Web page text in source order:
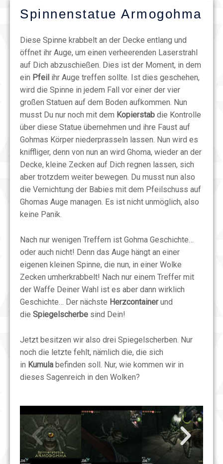
Spinnenstatue Armogohma
Diese Spinne krabbelt an der Decke entlang und
öffnet ihr Auge, um einen verheerenden Laserstrahl
auf Dich abzuschießen. Dies ist der Moment, in dem
ein Pfeil ihr Auge treffen sollte. Ist dies geschehen,
wird die Spinne in jedem Fall vor einer der vier
großen Statuen auf dem Boden aufkommen. Nun
musst Du nur noch mit dem Kopierstab die Kontrolle
über diese Statue übernehmen und ihre Faust auf
Gohmas Körper niederprasseln lassen. Nun wird es
kniffliger, denn von nun an wird Ghoma, wieder an der
Decke, kleine Zecken auf Dich regnen lassen, sich
aber trotzdem weiter bewegen. Du musst nun also
die Vernichtung der Babies mit dem Pfeilschuss auf
Ghomas Auge managen. Es ist nicht unmöglich, also
keine Panik.
Nach nur wenigen Treffern ist Gohma Geschichte…
oder auch nicht! Denn das Auge hängt an einer
eigenen kleinen Spinne, die nun, in einer Wolke
Zecken umherkrabbelt! Nach nur einem Treffer mit
der Waffe Deiner Wahl ist es aber dann wirklich
Geschichte… Der nächste Herzcontainerund
die Spiegelscherbe sind Dein!
Jetzt besitzen wir also drei Spiegelscherben. Nur
noch die letzte fehlt, nämlich die, die sich
in Kumula befinden soll. Nur, wie kommen wir in
dieses Sagenreich in den Wolken?